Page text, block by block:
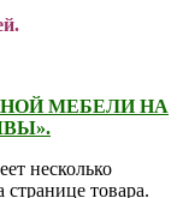
МЕБЕЛИ НА
несколько
товара.